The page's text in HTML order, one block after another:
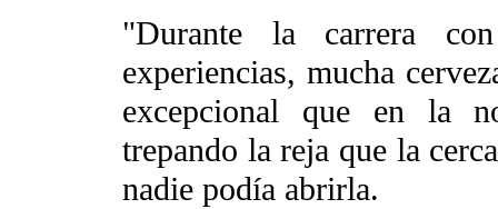
"Durante la carrera
experiencias, mucha
excepcional que en la
trepando la reja que la
nadie podía abrirla.